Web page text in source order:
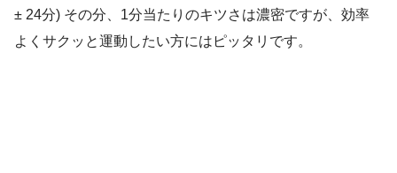
± 24分) その分、1分当たりのキツさは濃密ですが、効率
よくサクッと運動したい方にはピッタリです。